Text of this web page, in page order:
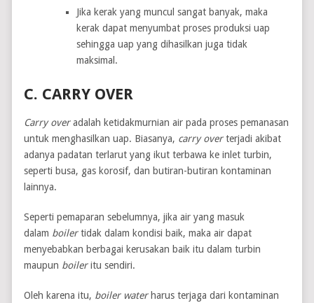
Jika kerak yang muncul sangat banyak, maka
kerak dapat menyumbat proses produksi uap
sehingga uap yang dihasilkan juga tidak
maksimal.
C. CARRY OVER
Carry overadalah ketidakmurnian air pada proses pemanasan
untuk menghasilkan uap. Biasanya, carry overterjadi akibat
adanya padatan terlarut yang ikut terbawa ke inlet turbin,
seperti busa, gas korosif, dan butiran-butiran kontaminan
lainnya.
Seperti pemaparan sebelumnya, jika air yang masuk
dalam boilertidak dalam kondisi baik, maka air dapat
menyebabkan berbagai kerusakan baik itu dalam turbin
maupun boileritu sendiri.
Oleh karena itu, boiler waterharus terjaga dari kontaminan